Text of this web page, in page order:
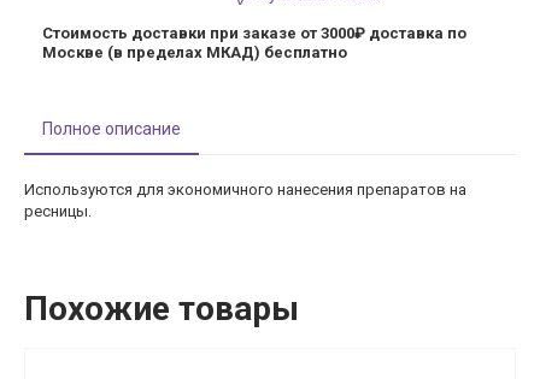
Стоимость доставки при заказе от 3000₽ доставка по
Москве (в пределах МКАД) бесплатно
Полное описание
Используются для экономичного нанесения препаратов на
ресницы.
Похожие товары